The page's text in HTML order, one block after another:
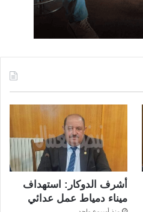
أشرف الدوكار: استهداف
ميناء دمياط عمل عدائي